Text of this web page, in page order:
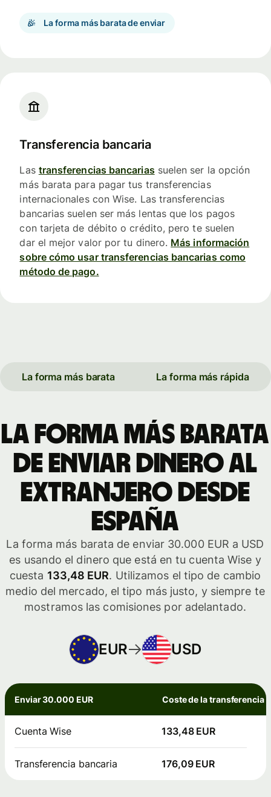
La forma más barata de enviar
Transferencia bancaria
Las transferencias bancariassuelen ser la opción
más barata para pagar tus transferencias
internacionales con Wise. Las transferencias
bancarias suelen ser más lentas que los pagos
con tarjeta de débito o crédito, pero te suelen
dar el mejor valor por tu dinero. Más información
sobre cómo usar transferencias bancarias como
método de pago.
La forma más barata La forma más rápida
La forma más barata
de enviar dinero al
extranjero desde
España
La forma más barata de enviar 30.000 EUR a USD
es usando el dinero que está en tu cuenta Wise y
cuesta 133,48 EUR. Utilizamos el tipo de cambio
medio del mercado, el tipo más justo, y siempre te
mostramos las comisiones por adelantado.
EUR USD
Enviar 30.000 EUR Coste de la transferencia
Cuenta Wise 133,48 EUR
Transferencia bancaria 176,09 EUR